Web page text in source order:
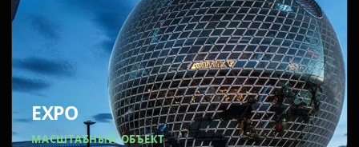
EXPO
МАСШТАБНЫЙ ОБЪЕКТ